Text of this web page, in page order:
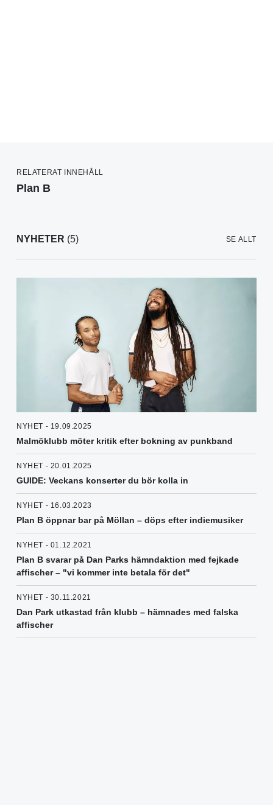
RELATERAT INNEHÅLL
Plan B
NYHETER (5) SE ALLT
NYHET - 19.09.2025
Malmöklubb möter kritik efter bokning av punkband
NYHET - 20.01.2025
GUIDE: Veckans konserter du bör kolla in
NYHET - 16.03.2023
Plan B öppnar bar på Möllan – döps efter indiemusiker
NYHET - 01.12.2021
Plan B svarar på Dan Parks hämndaktion med fejkade
affischer – "vi kommer inte betala för det"
NYHET - 30.11.2021
Dan Park utkastad från klubb – hämnades med falska
affischer